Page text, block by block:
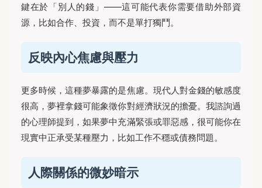
鍵在於「別人的錢」——這可能代表你需要借助外部資
源，比如合作、投資，而不是單打獨鬥。
反映內心焦慮與壓力
更多時候，這種夢暴露的是焦慮。現代人對金錢的敏感度
很高，夢裡拿錢可能象徵你對經濟狀況的擔憂。我諮詢過
的心理師提到，如果夢中充滿緊張或罪惡感，很可能你在
現實中正承受某種壓力，比如工作不穩或債務問題。
人際關係的微妙暗示